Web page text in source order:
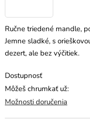
Ručne triedené mandle,
Jemne sladké, s
dezert, ale bez výčitiek.
Dostupnosť
Môžeš chrumkať už:
Možnosti doručenia